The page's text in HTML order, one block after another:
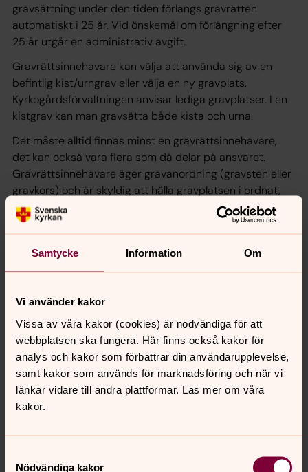
Samtycke Information Om
Vi använder kakor
Vissa av våra kakor (cookies) är nödvändiga för att
webbplatsen ska fungera. Här finns också kakor för
analys och kakor som förbättrar din användarupplevelse,
samt kakor som används för marknadsföring och när vi
länkar vidare till andra plattformar. Läs mer om våra
kakor.
Nödvändiga kakor
gravsättning under den tiden förlängs gravrätten
automatiskt i 25 år. Vid önskemål om förlängning efter
25 år utgår en administrativ avgift.
Gravrättsinnehavare kan välja att använda sig av en
befintlig kist/urngrav eller välja en ny gravplats.
Kyrkogårdsförvaltningen anvisar lediga gravplatser. I en
kistgrav kan man gravsätta både kista och urna.
Det måste alltid finnas minst en gravrättsinnehavare,
det kan också vara flera som då delar på ansvaret.
Gravrättsinnehavare äger gravanordning (gravsten eller
gravkors) och är skyldig att hålla gravplatsen i ordnat,
säkert och värdigt skick.
Det finns både nya och gamla gravplatser på Nora
kyrkogård att ta i anspråk. De gravplatser som
om gravar där det gått minst 25 år sedan senaste
För att främja återbruk och bidra till minskad
miljöpåverkan erbjuder församlingen återlämnade och
avidentifierade gravstenar till självkostnadspris.
Välkommen att kontakta Nora församling om du har
frågor angående
Församlingsexpeditionen tel 0292-500 09 eller